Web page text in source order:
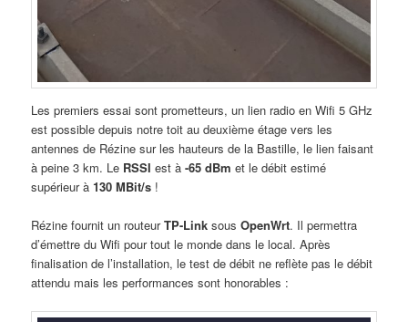
Les premiers essai sont prometteurs, un lien radio en Wifi 5 GHz
est possible depuis notre toit au deuxième étage vers les
antennes de Rézine sur les hauteurs de la Bastille, le lien faisant
à peine 3 km. Le RSSIest à-65 dBm et le débit estimé
supérieur à130 MBit/s !
Rézine fournit un routeurTP-Link sousOpenWrt. Il permettra
d’émettre du Wifi pour tout le monde dans le local. Après
finalisation de l’installation, le test de débit ne reflète pas le débit
attendu mais les performances sont honorables :